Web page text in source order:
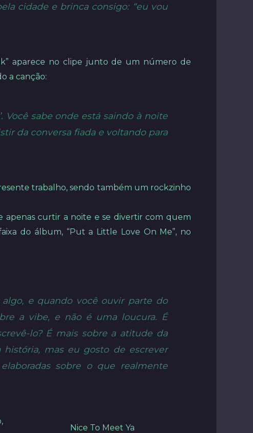
cidade e brinca consigo: “eu vou
aparece no clipe junto de um número de
a canção:
Você sabe onde está saindo à noite
da conversa fiada e voltando para
trabalho, sendo também um rockzinho
apenas curtir a noite e se divertir com quem
do álbum, “Put a Little Love On Me”, no
e quando você ouvir parte do
a vibe, e não é uma loucura. É
lo? É mais sobre a atitude da
mas eu gosto de escrever
sobre o que realmente
Nice To Meet Ya